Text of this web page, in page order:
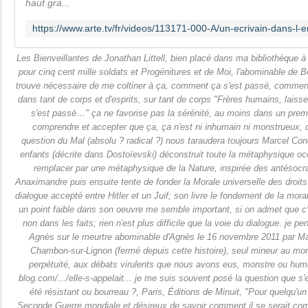
haut gra...
Les Bienveillantes de Jonathan Littell, bien placé dans ma bibliothèque
pour cinq cent mille soldats et Progénitures et de Moi, l'abominable de
trouve nécessaire de me coltiner à ça, comment ça s'est passé,
dans tant de corps et d'esprits, sur tant de corps "Frères humains,
s'est passé…" ça ne favorise pas la sérénité, au moins dans un
comprendre et accepter que ça, ça n'est ni inhumain ni monstrueux,
question du Mal (absolu ? radical ?) nous taraudera toujours Marcel
enfants (décrite dans Dostoïevski) déconstruit toute la métaphysique
remplacer par une métaphysique de la Nature, inspirée des
Anaximandre puis ensuite tente de fonder la Morale universelle des
dialogue accepté entre Hitler et un Juif; son livre le fondement de la
un point faible dans son oeuvre me semble important, si on admet que
non dans les faits; rien n'est plus difficile que la voie du dialogue. je
Agnès sur le meurtre abominable d'Agnès le 16 novembre 2011 par
Chambon-sur-Lignon (fermé depuis cette histoire), seul mineur au
perpétuité, aux débats virulents que nous avons eus, monstre ou
blog.com/.../elle-s-appelait... je me suis souvent posé la question que
été résistant ou bourreau ?, Paris, Éditions de Minuit, "Pour
Seconde Guerre mondiale et désireux de savoir comment il se serait